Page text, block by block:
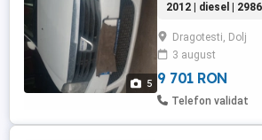
5
foarte bine, are ac,
airbeg, abs,
etc. Prețul este in
tel. . .
2012 | diesel |
Dragotesti, Dolj
3 august
9 701 RON
Telefon validat